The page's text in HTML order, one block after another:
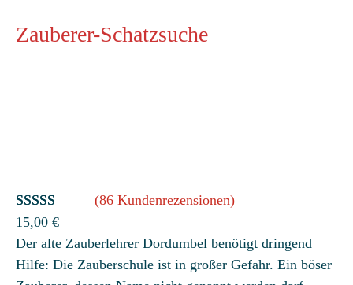
Zauberer-Schatzsuche
Bewertet
mit 4.86
von 5,
86
(86 Kundenrezensionen)
15,00 €
Der alte Zauberlehrer Dordumbel benötigt dringend
Hilfe: Die Zauberschule ist in großer Gefahr. Ein böser